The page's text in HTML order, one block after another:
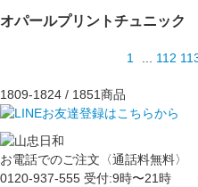
オパールプリントチュニック
1 112
1809-1824 / 1851商品
お電話でのご注文〈通話料無料〉
0120-937-555 受付:9時〜21時